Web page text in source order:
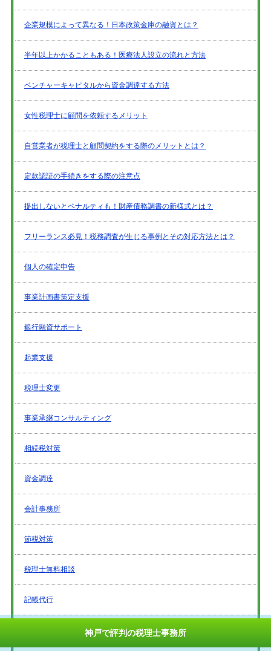
企業規模によって異なる！日本政策金庫の融資とは？
半年以上かかることもある！医療法人設立の流れと方法
ベンチャーキャピタルから資金調達する方法
女性税理士に顧問を依頼するメリット
自営業者が税理士と顧問契約をする際のメリットとは？
定款認証の手続きをする際の注意点
提出しないとペナルティも！財産債務調書の新様式とは？
フリーランス必見！税務調査が生じる事例とその対応方法とは？
個人の確定申告
事業計画書策定支援
銀行融資サポート
起業支援
税理士変更
事業承継コンサルティング
相続税対策
資金調達
会計事務所
節税対策
税理士無料相談
記帳代行
神戸で評判の税理士事務所